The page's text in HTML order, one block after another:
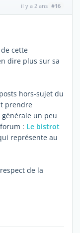
il y a 2 ans #16
cette
dire plus sur sa
hors-sujet du
prendre
un peu
: Le bistrot
représente au
de la